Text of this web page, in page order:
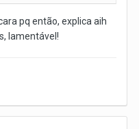
pq então, explica aih
lamentável!